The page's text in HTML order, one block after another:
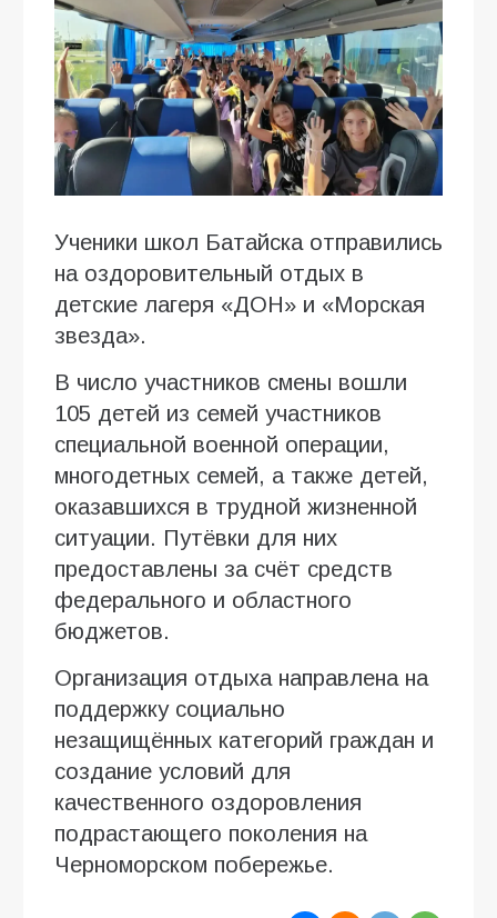
Ученики школ Батайска отправились
на оздоровительный отдых в
детские лагеря «ДОН» и «Морская
звезда».
В число участников смены вошли
105 детей из семей участников
специальной военной операции,
многодетных семей, а также детей,
оказавшихся в трудной жизненной
ситуации. Путёвки для них
предоставлены за счёт средств
федерального и областного
бюджетов.
Организация отдыха направлена на
поддержку социально
незащищённых категорий граждан и
создание условий для
качественного оздоровления
подрастающего поколения на
Черноморском побережье.